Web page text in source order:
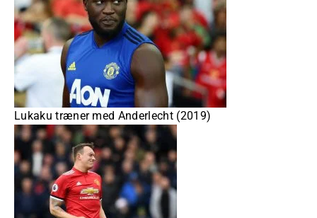
Lukaku træner med Anderlecht (2019)